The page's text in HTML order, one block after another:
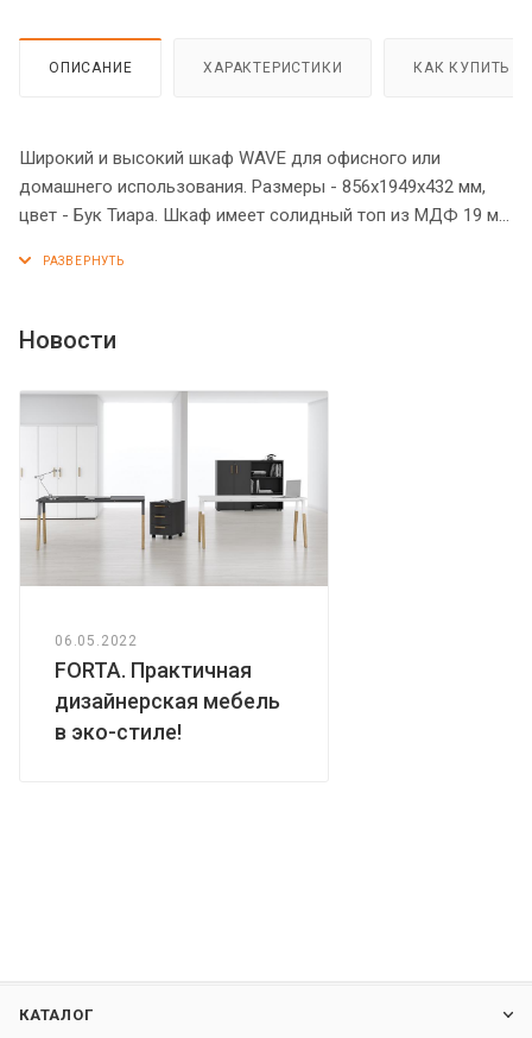
ОПИСАНИЕ ХАРАКТЕРИСТИКИ КАК КУПИТЬ
Широкий и высокий шкаф WAVE для офисного или
домашнего использования. Размеры - 856х1949х432 мм,
цвет - Бук Тиара. Шкаф имеет солидный топ из МДФ 19 мм
полками, две нижние и две верхние полки отдельно
ниша. На всех дверцах имеются долговечные и стильные
Новости
06.05.2022
FORTA. Практичная
дизайнерская мебель
в эко-стиле!
КАТАЛОГ